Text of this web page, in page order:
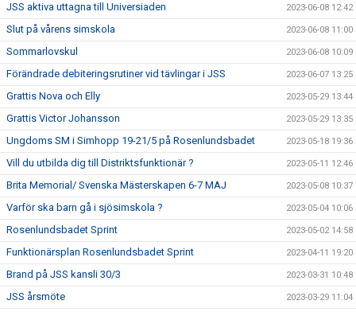
JSS aktiva uttagna till Universiaden 2023-06-08 12:42
Slut på vårens simskola 2023-06-08 11:00
Sommarlovskul 2023-06-08 10:09
Förändrade debiteringsrutiner vid tävlingar i JSS 2023-06-07 13:25
Grattis Nova och Elly 2023-05-29 13:44
Grattis Victor Johansson 2023-05-29 13:35
Ungdoms SM i Simhopp 19-21/5 på Rosenlundsbadet 2023-05-18 19:36
Vill du utbilda dig till Distriktsfunktionär ? 2023-05-11 12:46
Brita Memorial/ Svenska Mästerskapen 6-7 MAJ 2023-05-08 10:37
Varför ska barn gå i sjösimskola ? 2023-05-04 10:06
Rosenlundsbadet Sprint 2023-05-02 14:58
Funktionärsplan Rosenlundsbadet Sprint 2023-04-11 19:20
Brand på JSS kansli 30/3 2023-03-31 10:48
JSS årsmöte 2023-03-29 11:04